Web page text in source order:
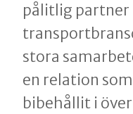
pålitlig partner
stora
en relation
bibehållit i